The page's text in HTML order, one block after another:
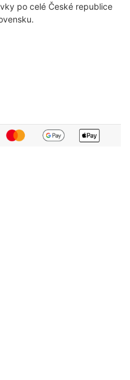
po celé České republice